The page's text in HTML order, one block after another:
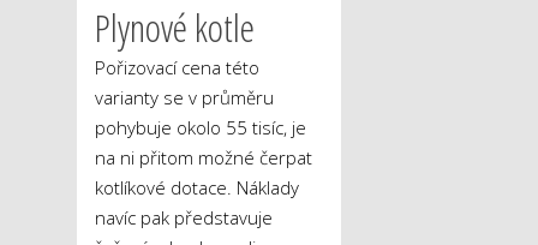
Plynové kotle
Pořizovací cena této
varianty se v průměru
pohybuje okolo 55 tisíc, je
na ni přitom možné čerpat
kotlíkové dotace. Náklady
navíc pak představuje